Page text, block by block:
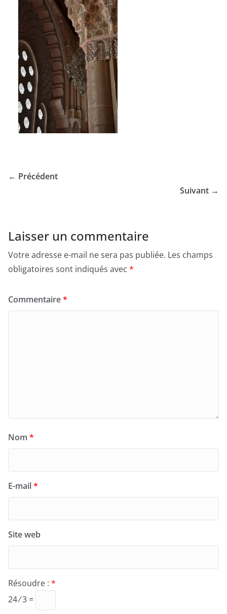
← Précédent
Suivant →
Laisser un commentaire
Votre adresse e-mail ne sera pas publiée. Les champs
obligatoires sont indiqués avec *
Commentaire*
Nom *
E-mail*
Site web
Résoudre : *
24 ⁄ 3 =